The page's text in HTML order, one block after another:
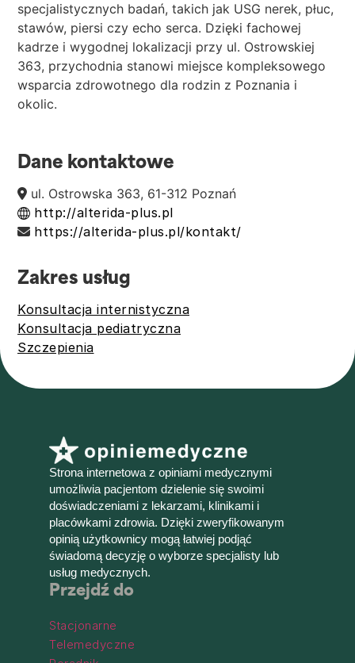
specjalistycznych badań, takich jak USG nerek, płuc,
stawów, piersi czy echo serca. Dzięki fachowej
kadrze i wygodnej lokalizacji przy ul. Ostrowskiej
363, przychodnia stanowi miejsce kompleksowego
wsparcia zdrowotnego dla rodzin z Poznania i
okolic.
Dane kontaktowe
ul. Ostrowska 363, 61-312 Poznań
http://alterida-plus.pl
https://alterida-plus.pl/kontakt/
Zakres usług
Konsultacja internistyczna
Konsultacja pediatryczna
Szczepienia
Strona internetowa z opiniami medycznymi
umożliwia pacjentom dzielenie się swoimi
doświadczeniami z lekarzami, klinikami i
placówkami zdrowia. Dzięki zweryfikowanym
opinią użytkownicy mogą łatwiej podjąć
świadomą decyzję o wyborze specjalisty lub
usług medycznych.
Przejdź do
Stacjonarne
Telemedyczne